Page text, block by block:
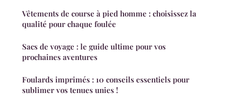
Vêtements de course à pied homme : choisissez la
qualité pour chaque foulée
Sacs de voyage : le guide ultime pour vos
prochaines aventures
Foulards imprimés : 10 conseils essentiels pour
sublimer vos tenues unies !